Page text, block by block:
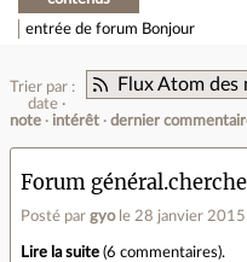
entrée de forum Bonjour
Flux Atom des
Trier par :
date
note
intérêt dernier
Forum
Posté par gyo le 28 janvier
Lire la suite (6 commentaires).